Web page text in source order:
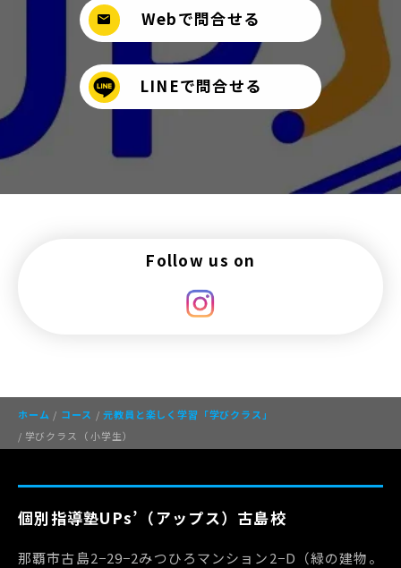
Webで問合せる
mail
LINEで問合せる
Follow us on
ホーム / コース / 元教員と楽しく学習「学びクラス」
/ 学びクラス（ 小学生）
個別指導塾UPs’（アップス）古島校
那覇市古島2−29−2みつひろマンション2−D（緑の建物。